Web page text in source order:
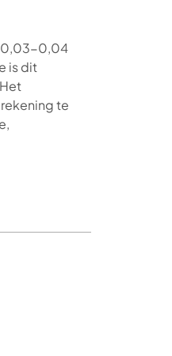
0,03-0,04
is dit
te